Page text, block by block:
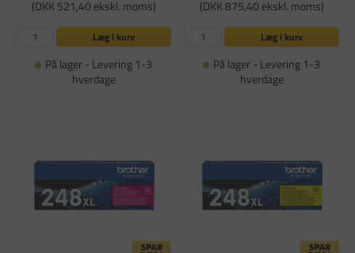
(DKK 521,40 ekskl. moms)
Læg i kurv
På lager - Levering 1-3
hverdage
(DKK 875,40 ekskl. moms)
Læg i kurv
På lager - Levering 1-3
hverdage